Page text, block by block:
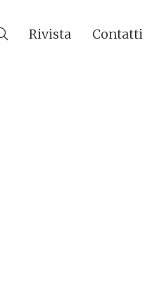
Rivista Contatti